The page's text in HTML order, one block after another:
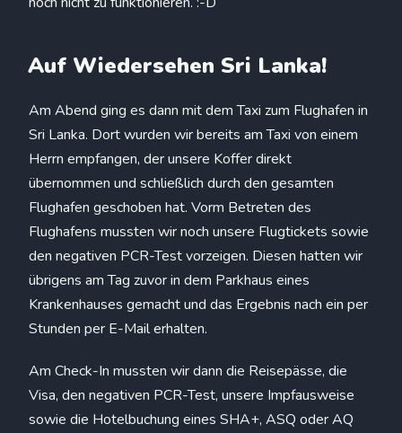
Auf Wiedersehen Sri Lanka!
Am Abend ging es dann mit dem Taxi zum Flughafen in
Sri Lanka. Dort wurden wir bereits am Taxi von einem
Herrn empfangen, der unsere Koffer direkt
übernommen und schließlich durch den gesamten
Flughafen geschoben hat. Vorm Betreten des
Flughafens mussten wir noch unsere Flugtickets sowie
den negativen PCR-Test vorzeigen. Diesen hatten wir
übrigens am Tag zuvor in dem Parkhaus eines
Krankenhauses gemacht und das Ergebnis nach ein per
Stunden per E-Mail erhalten.
Am Check-In mussten wir dann die Reisepässe, die
Visa, den negativen PCR-Test, unsere Impfausweise
sowie die Hotelbuchung eines SHA+, ASQ oder AQ